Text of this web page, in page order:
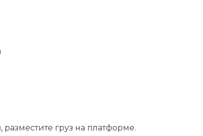
разместите груз на платформе.